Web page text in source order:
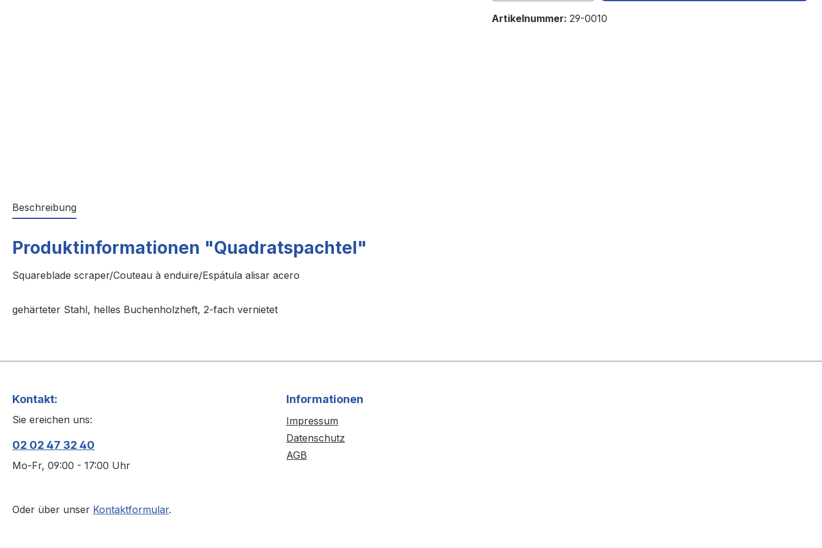
Artikelnummer: 29-0010
Beschreibung
Produktinformationen "Quadratspachtel"
Squareblade scraper/Couteau à enduire/Espátula alisar acero
gehärteter Stahl, helles Buchenholzheft, 2-fach vernietet
Kontakt:
Sie ereichen uns:
02 02 47 32 40
Mo-Fr, 09:00 - 17:00 Uhr
Oder über unser Kontaktformular.
Informationen
Impressum
Datenschutz
AGB